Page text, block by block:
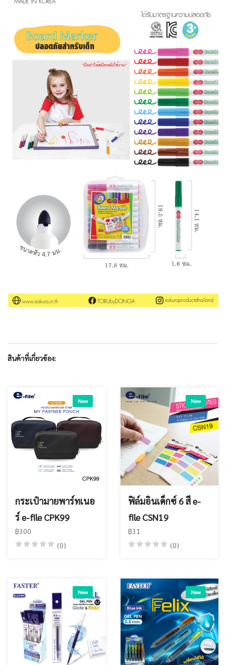
สินค้าที่เกี่ยวข้อง:
New
กระเป๋ามายพาร์ทเนอ
ร์ e-file CPK99
฿300
(0)
New
ฟิล์มอินเด็กซ์ 6 สี e-
file CSN19
฿31
(0)
New New